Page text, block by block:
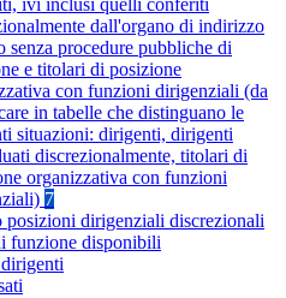
ivi inclusi quelli conferiti
dall'organo di indirizzo
senza procedure pubbliche di
e titolari di posizione
con funzioni dirigenziali (da
in tabelle che distinguano le
situazioni: dirigenti, dirigenti
discrezionalmente, titolari di
organizzativa con funzioni
7
posizioni dirigenziali discrezionali
funzione disponibili